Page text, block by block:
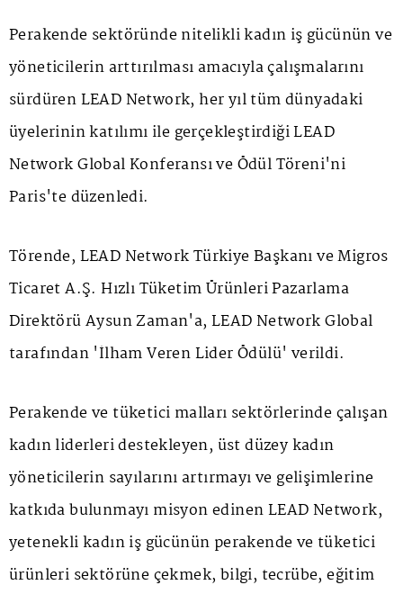
Perakende sektöründe nitelikli kadın iş gücünün ve
yöneticilerin arttırılması amacıyla çalışmalarını
sürdüren LEAD Network, her yıl tüm dünyadaki
üyelerinin katılımı ile gerçekleştirdiği LEAD
Network Global Konferansı ve Ödül Töreni'ni
Paris'te düzenledi.
Törende, LEAD Network Türkiye Başkanı ve Migros
Ticaret A.Ş. Hızlı Tüketim Ürünleri Pazarlama
Direktörü Aysun Zaman'a, LEAD Network Global
tarafından 'İlham Veren Lider Ödülü' verildi.
Perakende ve tüketici malları sektörlerinde çalışan
kadın liderleri destekleyen, üst düzey kadın
yöneticilerin sayılarını artırmayı ve gelişimlerine
katkıda bulunmayı misyon edinen LEAD Network,
yetenekli kadın iş gücünün perakende ve tüketici
ürünleri sektörüne çekmek, bilgi, tecrübe, eğitim